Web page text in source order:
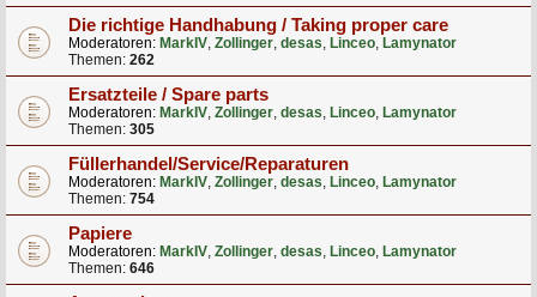
Die richtige Handhabung / Taking proper care
Moderatoren: MarkIV, Zollinger, desas, Linceo, Lamynator
Themen: 262
Ersatzteile / Spare parts
Moderatoren: MarkIV, Zollinger, desas, Linceo, Lamynator
Themen: 305
Füllerhandel/Service/Reparaturen
Moderatoren: MarkIV, Zollinger, desas, Linceo, Lamynator
Themen: 754
Papiere
Moderatoren: MarkIV, Zollinger, desas, Linceo, Lamynator
Themen: 646